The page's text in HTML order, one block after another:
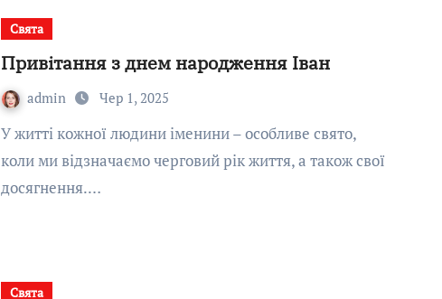
Свята
Привітання з днем народження Іван
admin Чер 1, 2025
У житті кожної людини іменини – особливе свято,
коли ми відзначаємо черговий рік життя, а також свої
досягнення.…
Свята